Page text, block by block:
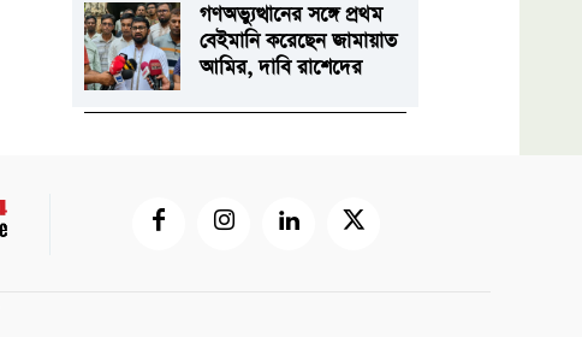
গণঅভ্যুত্থানের সঙ্গে প্রথম
বেইমানি করেছেন জামায়াত
আমির, দাবি রাশেদের